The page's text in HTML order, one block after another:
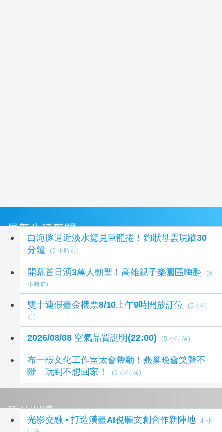
最新生活新聞
白海豚逼近淡水驚見巨龍捲！鉤狀母雲現蹤30
分鐘
(5 小時前)
開幕首日湧3萬人朝聖！高雄親子樂園區嗨翻
(5
小時前)
雙十連假臺金機票8/10上午9時開放訂位
(5 小時
前)
2026/08/08 空氣品質說明(22:00) (5 小時前)
布一樣文化工作室太會帶動！燕巢晚會笑聲不
斷 玩到不想回家！
(6 小時前)
延伸閱讀
光影交融 • 打造漢臺AI視聽文創合作新陣地
4 小